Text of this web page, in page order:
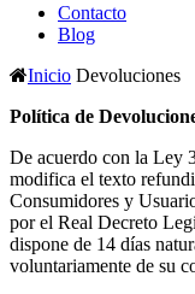
Contacto
Blog
Inicio Devoluciones
Política de
De acuerdo con la Ley
modifica el texto
Consumidores y
por el Real Decreto
dispone de 14 días
voluntariamente de su